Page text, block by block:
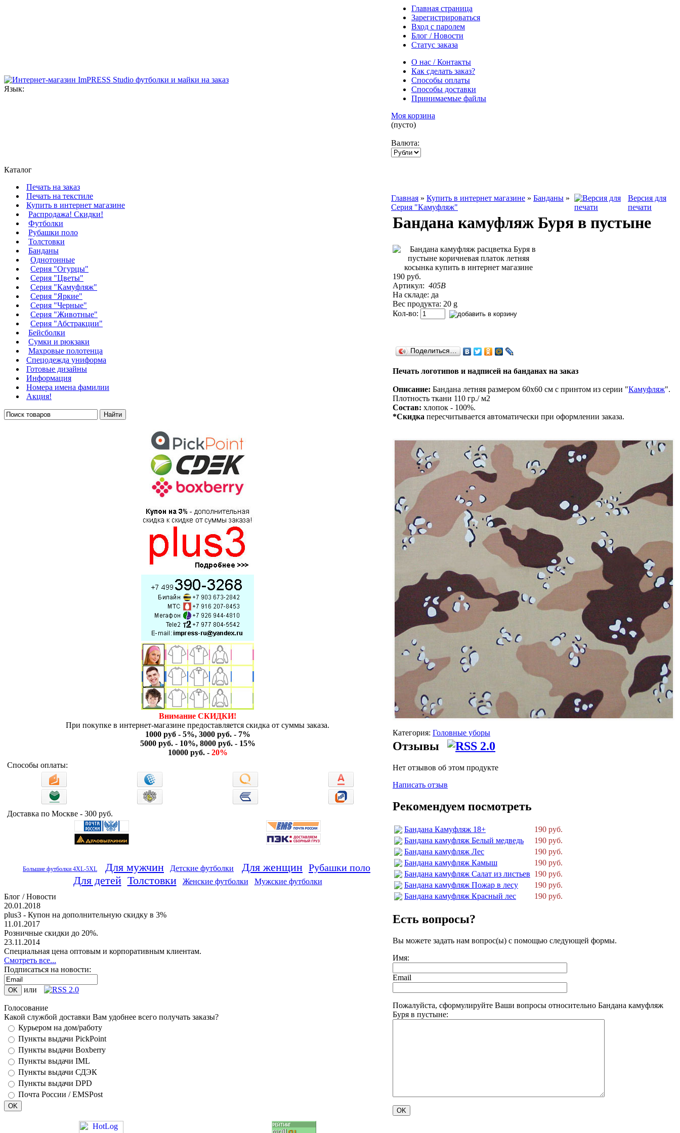
Язык:
Главная страница
Зарегистрироваться
Вход с паролем
Блог / Новости
Статус заказа
О нас / Контакты
Как сделать заказ?
Способы оплаты
Способы доставки
Принимаемые файлы
Моя корзина
(пусто)
Валюта:
Каталог
Печать на заказ
Печать на текстиле
Купить в интернет магазине
Распродажа! Скидки!
Футболки
Рубашки поло
Толстовки
Банданы
Однотонные
Серия "Огурцы"
Серия "Цветы"
Серия "Камуфляж"
Серия "Яркие"
Серия "Черные"
Серия "Животные"
Серия "Абстракции"
Бейсболки
Сумки и рюкзаки
Махровые полотенца
Cпецодежда униформа
Готовые дизайны
Информация
Номера имена фамилии
Акция!
Внимание СКИДКИ!
При покупке в интернет-магазине предоставляется скидка от суммы заказа.
1000 руб - 5%, 3000 руб. - 7%
5000 руб. - 10%, 8000 руб. - 15%
10000 руб. - 20%
Способы оплаты:
Доставка по Москве - 300 руб.
Большие футболки 4XL-5XL Для мужчин Детские футболки Для женщин Рубашки поло
Для детей Толстовки Женские футболки
Мужские футболки
Блог / Новости
20.01.2018
plus3 - Купон на дополнительную скидку в 3%
11.01.2017
Розничные скидки до 20%.
23.11.2014
Специальная цена оптовым и корпоративным клиентам.
Смотреть все...
Подписаться на новости:
или
Голосование
Какой службой доставки Вам удобнее всего получать заказы?
Курьером на дом/работу
Пункты выдачи PickPoint
Пункты выдачи Boxberry
Пункты выдачи IML
Пункты выдачи СДЭК
Пункты выдачи DPD
Почта России / EMSPost
Главная » Купить в интернет магазине » Банданы »
Серия "Камуфляж"
Версия для
печати
Бандана камуфляж Буря в пустыне
190 руб.
Артикул: 405B
На складе: да
Вес продукта: 20 g
Кол-во:
Поделиться…
Печать логотипов и надписей на банданах на заказ
Описание: Бандана летняя размером 60х60 см с принтом из серии "Камуфляж".
Плотность ткани 110 гр./ м2
Состав: хлопок - 100%.
*Скидка пересчитывается автоматически при оформлении заказа.
Категория: Головные уборы
Отзывы
Нет отзывов об этом продукте
Написать отзыв
Рекомендуем посмотреть
Бандана Камуфляж 18+
190 руб.
Бандана камуфляж Белый медведь
190 руб.
Бандана камуфляж Лес
190 руб.
Бандана камуфляж Камыш
190 руб.
Бандана камуфляж Салат из листьев 190 руб.
Бандана камуфляж Пожар в лесу
190 руб.
Бандана камуфляж Красный лес
190 руб.
Есть вопросы?
Вы можете задать нам вопрос(ы) с помощью следующей формы.
Имя:
Email
Пожалуйста, сформулируйте Ваши вопросы относительно Бандана камуфляж
Буря в пустыне: